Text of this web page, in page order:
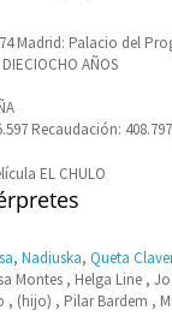
Madrid: Palacio del
AÑOS
Recaudación:
, Nadiuska, Queta Claver
Montes , Helga Line ,
, (hijo) , Pilar Bardem ,